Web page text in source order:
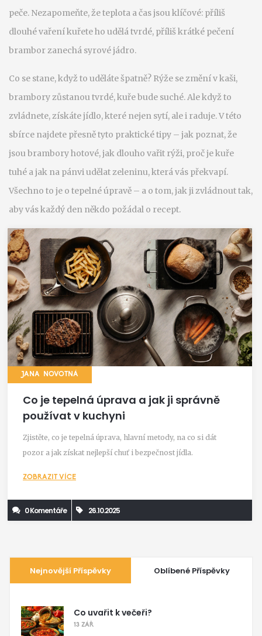
peče. Nezapomeňte, že teplota a čas jsou klíčové: příliš
dlouhé vaření kuřete ho udělá tvrdé, příliš krátké pečení
brambor zanechá syrové jádro.
Co se stane, když to uděláte špatně? Rýže se změní v kaši,
brambory zůstanou tvrdé, kuře bude suché. Ale když to
zvládnete, získáte jídlo, které nejen sytí, ale i raduje. V této
sbírce najdete přesně tyto praktické tipy – jak poznat, že
jsou brambory hotové, jak dlouho vařit rýži, proč je kuře
tuhé a jak na pánvi udělat zeleninu, která vás překvapí.
Všechno to je o tepelné úpravě – a o tom, jak ji zvládnout tak,
aby vás každý den někdo požádal o recept.
JANA NOVOTNÁ
Co je tepelná úprava a jak ji správně
používat v kuchyni
Zjistěte, co je tepelná úprava, hlavní metody, na co si dát
pozor a jak získat nejlepší chuť i bezpečnost jídla.
ZOBRAZIT VÍCE
0 Komentáře 26.10.2025
Nejnovější Příspěvky Oblíbené Příspěvky
Co uvařit k večeři?
13 ZÁŘ